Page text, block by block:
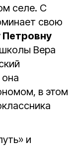
селе. С
свою
Петровну
Вера
она
в этом
и